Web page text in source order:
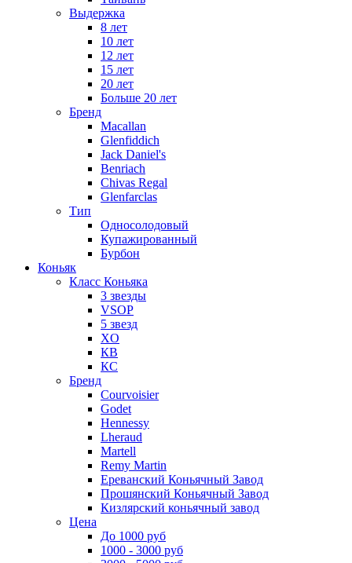
Выдержка
8 лет
10 лет
12 лет
15 лет
20 лет
Больше 20 лет
Бренд
Macallan
Glenfiddich
Jack Daniel's
Benriach
Chivas Regal
Glenfarclas
Тип
Односолодовый
Купажированный
Бурбон
Коньяк
Класс Коньяка
3 звезды
VSOP
5 звезд
XO
КВ
КС
Бренд
Courvoisier
Godet
Hennessy
Lheraud
Martell
Remy Martin
Ереванский Коньячный Завод
Прошянский Коньячный Завод
Кизлярский коньячный завод
Цена
До 1000 руб
1000 - 3000 руб